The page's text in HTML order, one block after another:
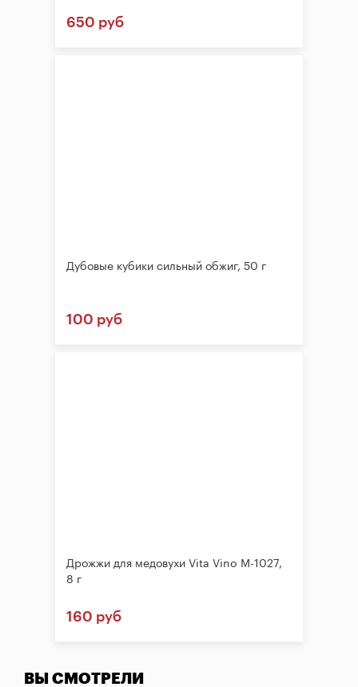
650 руб
Дубовые кубики сильный обжиг, 50 г
100 руб
Дрожжи для медовухи Vita Vino M-1027,
8 г
160 руб
ВЫ СМОТРЕЛИ